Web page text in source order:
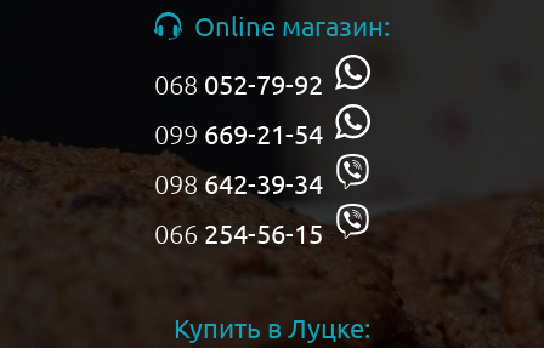
Online магазин:
068 052-79-92
099 669-21-54
098 642-39-34
066 254-56-15
Купить в Луцке: